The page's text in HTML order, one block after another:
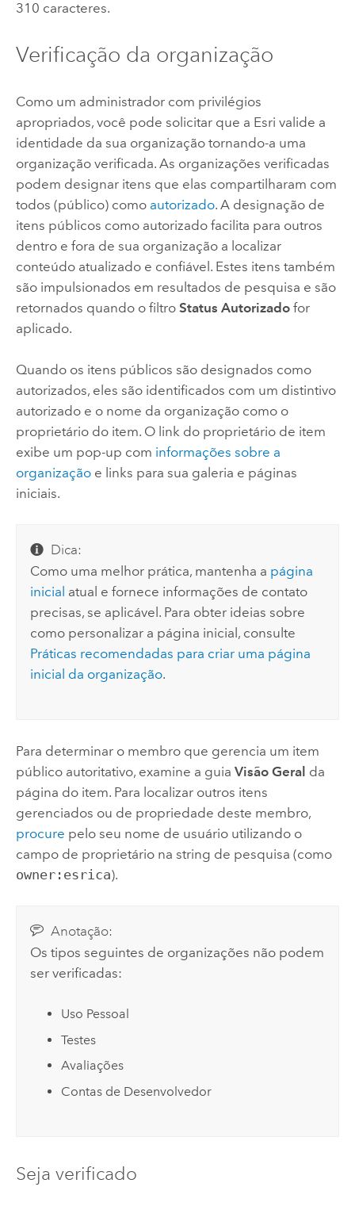
310 caracteres.
Verificação da organização
Como um administrador com privilégios
apropriados, você pode solicitar que a Esri valide a
identidade da sua organização tornando-a uma
organização verificada. As organizações verificadas
podem designar itens que elas compartilharam com
todos (público) como autorizado. A designação de
itens públicos como autorizado facilita para outros
dentro e fora de sua organização a localizar
conteúdo atualizado e confiável. Estes itens também
são impulsionados em resultados de pesquisa e são
retornados quando o filtro Status Autorizadofor
aplicado.
Quando os itens públicos são designados como
autorizados, eles são identificados com um distintivo
autorizado e o nome da organização como o
proprietário do item. O link do proprietário de item
exibe um pop-up com informações sobre a
organizaçãoe links para sua galeria e páginas
iniciais.
Dica:
Como uma melhor prática, mantenha a página
inicial atual e fornece informações de contato
precisas, se aplicável. Para obter ideias sobre
como personalizar a página inicial, consulte
Práticas recomendadas para criar uma página
inicial da organização.
Para determinar o membro que gerencia um item
público autoritativo, examine a guia Visão Geral da
página do item. Para localizar outros itens
gerenciados ou de propriedade deste membro,
procure pelo seu nome de usuário utilizando o
campo de proprietário na string de pesquisa (como
owner:esrica).
Anotação:
Os tipos seguintes de organizações não podem
ser verificadas:
Uso Pessoal
Testes
Avaliações
Contas de Desenvolvedor
Seja verificado